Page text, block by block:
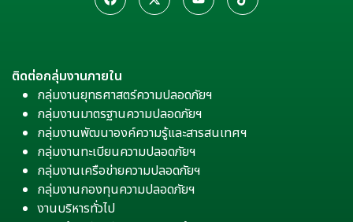
ติดต่อกลุ่มงานภายใน
กลุ่มงานยุทธศาสตร์ความปลอดภัยฯ
กลุ่มงานมาตรฐานความปลอดภัยฯ
กลุ่มงานพัฒนาองค์ความรู้และสารสนเทศฯ
กลุ่มงานทะเบียนความปลอดภัยฯ
กลุ่มงานเครือข่ายความปลอดภัยฯ
กลุ่มงานกองทุนความปลอดภัยฯ
งานบริหารทั่วไป